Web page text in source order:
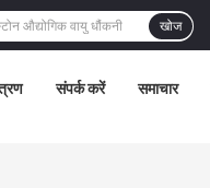
खोज
संपर्क करें समाचार